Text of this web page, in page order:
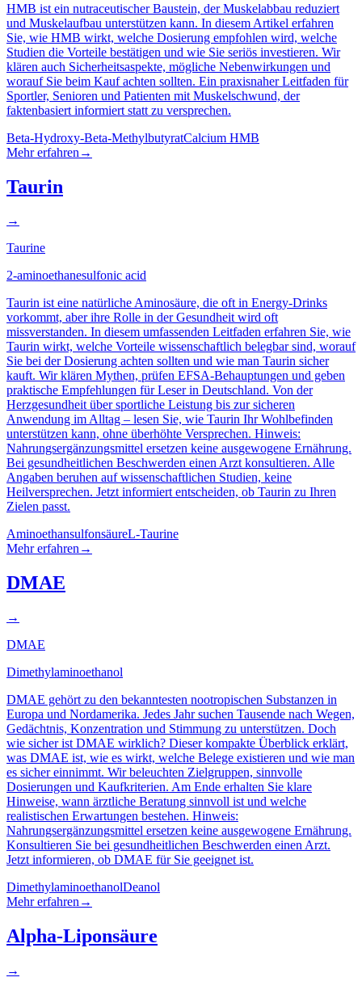
HMB ist ein nutraceutischer Baustein, der Muskelabbau reduziert
und Muskelaufbau unterstützen kann. In diesem Artikel erfahren
Sie, wie HMB wirkt, welche Dosierung empfohlen wird, welche
Studien die Vorteile bestätigen und wie Sie seriös investieren. Wir
klären auch Sicherheitsaspekte, mögliche Nebenwirkungen und
worauf Sie beim Kauf achten sollten. Ein praxisnaher Leitfaden für
Sportler, Senioren und Patienten mit Muskelschwund, der
faktenbasiert informiert statt zu versprechen.
Beta-Hydroxy-Beta-MethylbutyratCalcium HMB
Mehr erfahren →
Taurin
→
Taurine
2-aminoethanesulfonic acid
Taurin ist eine natürliche Aminosäure, die oft in Energy-Drinks
vorkommt, aber ihre Rolle in der Gesundheit wird oft
missverstanden. In diesem umfassenden Leitfaden erfahren Sie, wie
Taurin wirkt, welche Vorteile wissenschaftlich belegbar sind, worauf
Sie bei der Dosierung achten sollten und wie man Taurin sicher
kauft. Wir klären Mythen, prüfen EFSA‑Behauptungen und geben
praktische Empfehlungen für Leser in Deutschland. Von der
Herzgesundheit über sportliche Leistung bis zur sicheren
Anwendung im Alltag – lesen Sie, wie Taurin Ihr Wohlbefinden
unterstützen kann, ohne überhöhte Versprechen. Hinweis:
Nahrungsergänzungsmittel ersetzen keine ausgewogene Ernährung.
Bei gesundheitlichen Beschwerden einen Arzt konsultieren. Alle
Angaben beruhen auf wissenschaftlichen Studien, keine
Heilversprechen. Jetzt informiert entscheiden, ob Taurin zu Ihren
Zielen passt.
AminoethansulfonsäureL-Taurine
Mehr erfahren→
DMAE
→
DMAE
Dimethylaminoethanol
DMAE gehört zu den bekanntesten nootropischen Substanzen in
Europa und Nordamerika. Jedes Jahr suchen Tausende nach Wegen,
Gedächtnis, Konzentration und Stimmung zu unterstützen. Doch
wie sicher ist DMAE wirklich? Dieser kompakte Überblick erklärt,
was DMAE ist, wie es wirkt, welche Belege existieren und wie man
es sicher einnimmt. Wir beleuchten Zielgruppen, sinnvolle
Dosierungen und Kaufkriterien. Am Ende erhalten Sie klare
Hinweise, wann ärztliche Beratung sinnvoll ist und welche
realistischen Erwartungen bestehen. Hinweis:
Nahrungsergänzungsmittel ersetzen keine ausgewogene Ernährung.
Konsultieren Sie bei gesundheitlichen Beschwerden einen Arzt.
Jetzt informieren, ob DMAE für Sie geeignet ist.
DimethylaminoethanolDeanol
Mehr erfahren →
Alpha-Liponsäure
→